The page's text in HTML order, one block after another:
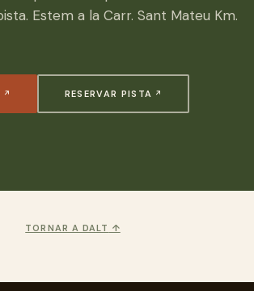
Estem a la Carr. Sant Mateu Km.
EN UNA PESTANYA NOVA)
RESERVAR PISTA(S'OBRI EN UNA
TORNAR A DALT ↑